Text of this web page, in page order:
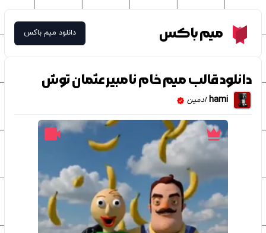
Meme Boxمیم باکس دانلود میم باکس
دانلود قالب میم خام نامبیر عثمان ‌توش
hami ادمین